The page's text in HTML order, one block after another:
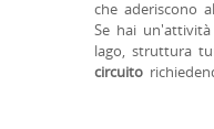
che aderiscono
Se hai
lago, struttura
circuito